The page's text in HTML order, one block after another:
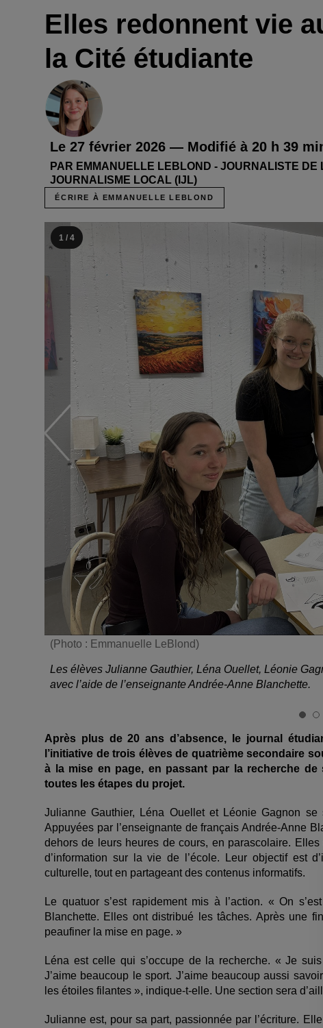
Elles redonnent vie
la Cité étudiante
Le 27 février 2026 — Modifié à 20 h 39
PAR EMMANUELLE LEBLOND - JOURNALISTE DE
JOURNALISME LOCAL (IJL)
ÉCRIRE À EMMANUELLE LEBLOND
1 / 4
(Photo : Emmanuelle LeBlond)
Les élèves Julianne Gauthier, Léna Ouellet, Léonie
avec l’aide de l’enseignante Andrée-Anne Blanchette.
Après plus de 20 ans d’absence, le journal
l’initiative de trois élèves de quatrième secondaire
à la mise en page, en passant par la recherche
toutes les étapes du projet.
Julianne Gauthier, Léna Ouellet et Léonie Gagnon
Appuyées par l’enseignante de français Andrée‑Anne
dehors de leurs heures de cours, en parascolaire.
d’information sur la vie de l’école. Leur objectif est
culturelle, tout en partageant des contenus informatifs.
Le quatuor s’est rapidement mis à l’action. « On
Blanchette. Elles ont distribué les tâches. Après une
peaufiner la mise en page. »
Léna est celle qui s’occupe de la recherche. « Je
J’aime beaucoup le sport. J’aime beaucoup aussi
les étoiles filantes », indique-t-elle. Une section sera
Julianne est, pour sa part, passionnée par l’écriture.